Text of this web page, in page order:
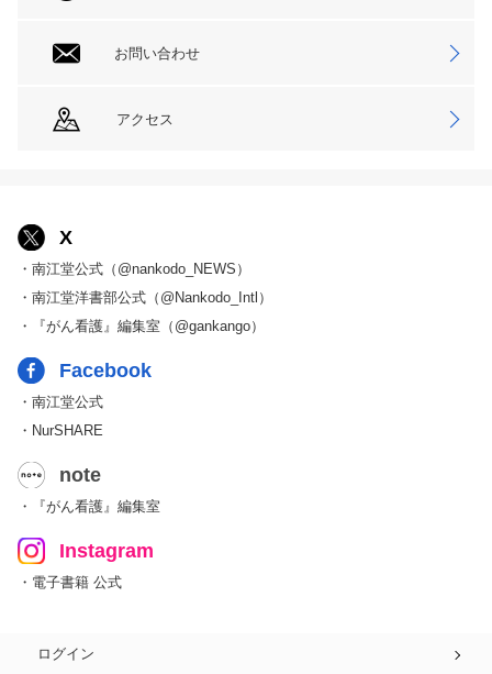
お問い合わせ
アクセス
X
・南江堂公式（@nankodo_NEWS）
・南江堂洋書部公式（@Nankodo_Intl）
・『がん看護』編集室（@gankango）
Facebook
・南江堂公式
・NurSHARE
note
・『がん看護』編集室
Instagram
・電子書籍 公式
ログイン